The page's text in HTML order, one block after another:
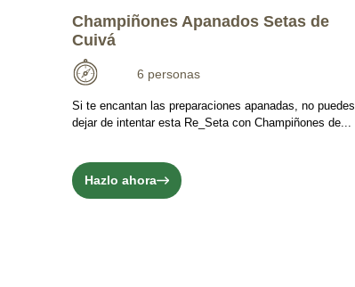
Champiñones Apanados Setas de
Cuivá
6 personas
Si te encantan las preparaciones apanadas, no puedes
dejar de intentar esta Re_Seta con Champiñones de...
Hazlo ahora